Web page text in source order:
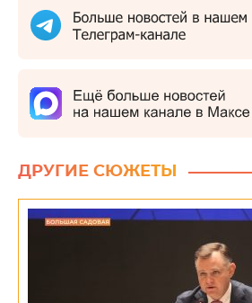
ДРУГИЕ СЮЖЕТЫ